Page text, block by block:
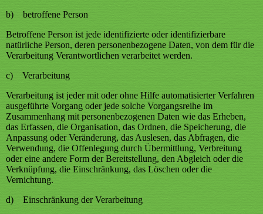
b) betroffene Person
Betroffene Person ist jede identifizierte oder identifizierbare
natürliche Person, deren personenbezogene Daten, von dem für die
Verarbeitung Verantwortlichen verarbeitet werden.
c) Verarbeitung
Verarbeitung ist jeder mit oder ohne Hilfe automatisierter Verfahren
ausgeführte Vorgang oder jede solche Vorgangsreihe im
Zusammenhang mit personenbezogenen Daten wie das Erheben,
das Erfassen, die Organisation, das Ordnen, die Speicherung, die
Anpassung oder Veränderung, das Auslesen, das Abfragen, die
Verwendung, die Offenlegung durch Übermittlung, Verbreitung
oder eine andere Form der Bereitstellung, den Abgleich oder die
Verknüpfung, die Einschränkung, das Löschen oder die
Vernichtung.
d) Einschränkung der Verarbeitung